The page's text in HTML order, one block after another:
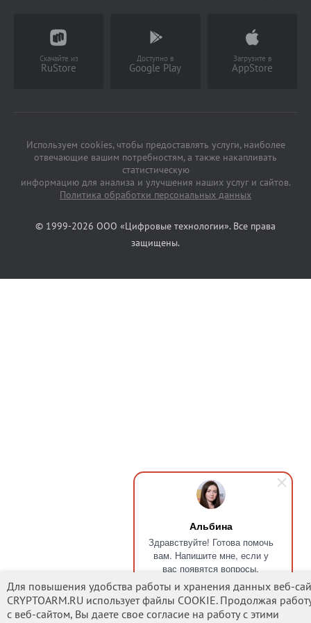
Альбина
Здравствуйте! Готова помочь
вам. Напишите мне, если у
вас появятся вопросы.
Для повышения удобства работы и хранения данных веб-
CRYPTOARM.RU использует файлы COOKIE. Продолжая
с веб-сайтом, Вы даете свое согласие на работу с этими
Скачайте из
RuStore
Доступно в
Google Play
Загрузите в
AppStore
Используем cookies, чтобы предоставлять услуги, наиболее
отвечающие вашим потребностям, а также накапливать
статистическую
информацию для анализа и улучшения наших услуг и сайтов.
Политика обработки персональных данных
© 1999-2026 ООО «Цифровые технологии». Все права
защищены.